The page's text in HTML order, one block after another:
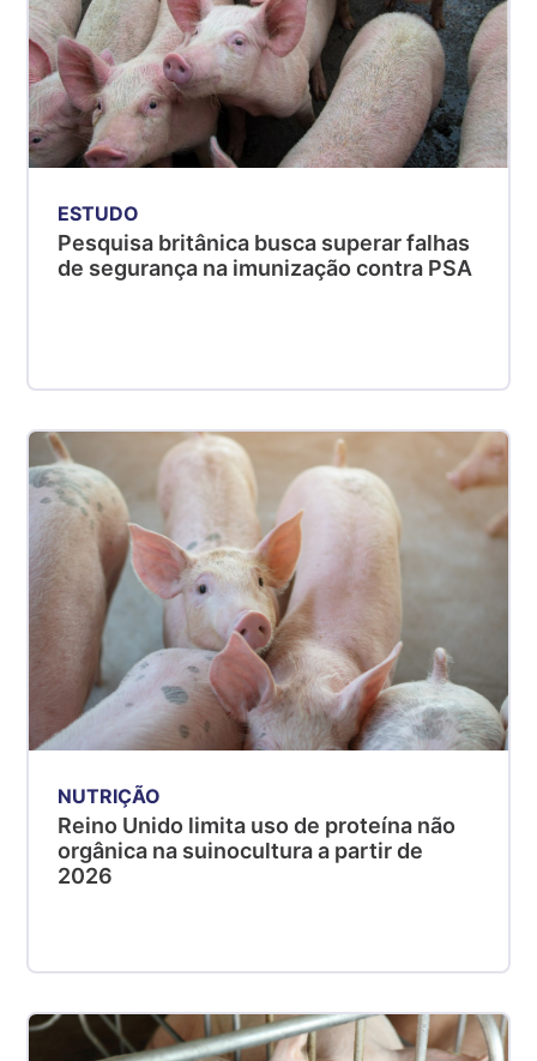
ESTUDO
Pesquisa britânica busca superar falhas
de segurança na imunização contra PSA
NUTRIÇÃO
Reino Unido limita uso de proteína não
orgânica na suinocultura a partir de
2026